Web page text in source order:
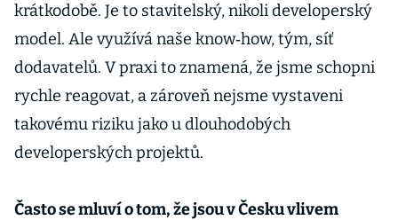
krátkodobě. Je to stavitelský, nikoli developerský
model. Ale využívá naše know­‑how, tým, síť
dodavatelů. V praxi to znamená, že jsme schopni
rychle reagovat, a zároveň nejsme vystaveni
takovému riziku jako u dlouhodobých
developerských projektů.
Často se mluví o tom, že jsou v Česku vlivem